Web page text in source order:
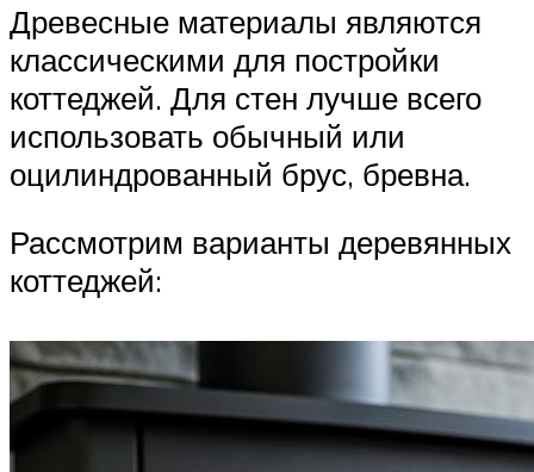
Древесные материалы являются
классическими для постройки
коттеджей. Для стен лучше всего
использовать обычный или
оцилиндрованный брус, бревна.
Рассмотрим варианты деревянных
коттеджей: